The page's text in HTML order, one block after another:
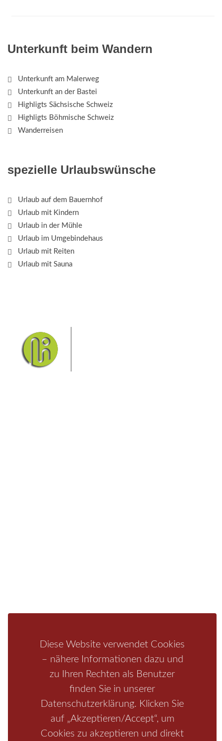
Diese Website verwendet Cookies
– nähere Informationen dazu und
zu Ihren Rechten als Benutzer
finden Sie in unserer
Datenschutzerklärung. Klicken Sie
auf „Akzeptieren/Accept“, um
Cookies zu akzeptieren und direkt
Unterkunft beim Wandern
Unterkunft am Malerweg
Unterkunft an der Bastei
Highligts Sächsische Schweiz
Highligts Böhmische Schweiz
Wanderreisen
spezielle Urlaubswünsche
Urlaub auf dem Bauernhof
Urlaub mit Kindern
Urlaub in der Mühle
Urlaub im Umgebindehaus
Urlaub mit Reiten
Urlaub mit Sauna
Schrammsteine Weiße Flotte Bad Schandau Wehlen
Mediathek